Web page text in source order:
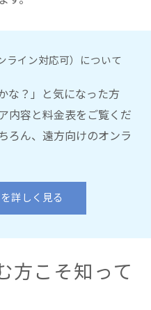
ライン対応可）について
な？」と気になった方
内容と料金表をご覧くだ
ろん、遠方向けのオンラ
詳しく見る
方こそ知って